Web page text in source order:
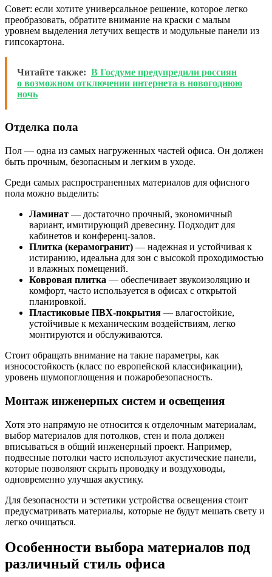
Совет: если хотите универсальное решение, которое легко
преобразовать, обратите внимание на краски с малым
уровнем выделения летучих веществ и модульные панели из
гипсокартона.
Читайте также: В Госдуме предупредили россиян
о возможном отключении интернета в новогоднюю
ночь
Отделка пола
Пол — одна из самых нагруженных частей офиса. Он должен
быть прочным, безопасным и легким в уходе.
Среди самых распространенных материалов для офисного
пола можно выделить:
Ламинат — достаточно прочный, экономичный
вариант, имитирующий древесину. Подходит для
кабинетов и конференц-залов.
Плитка (керамогранит) — надежная и устойчивая к
истиранию, идеальна для зон с высокой проходимостью
и влажных помещений.
Ковровая плитка — обеспечивает звукоизоляцию и
комфорт, часто используется в офисах с открытой
планировкой.
Пластиковые ПВХ-покрытия — влагостойкие,
устойчивые к механическим воздействиям, легко
монтируются и обслуживаются.
Стоит обращать внимание на такие параметры, как
износостойкость (класс по европейской классификации),
уровень шумопоглощения и пожаробезопасность.
Монтаж инженерных систем и освещения
Хотя это напрямую не относится к отделочным материалам,
выбор материалов для потолков, стен и пола должен
вписываться в общий инженерный проект. Например,
подвесные потолки часто используют акустические панели,
которые позволяют скрыть проводку и воздуховоды,
одновременно улучшая акустику.
Для безопасности и эстетики устройства освещения стоит
предусматривать материалы, которые не будут мешать свету и
легко очищаться.
Особенности выбора материалов под
различный стиль офиса